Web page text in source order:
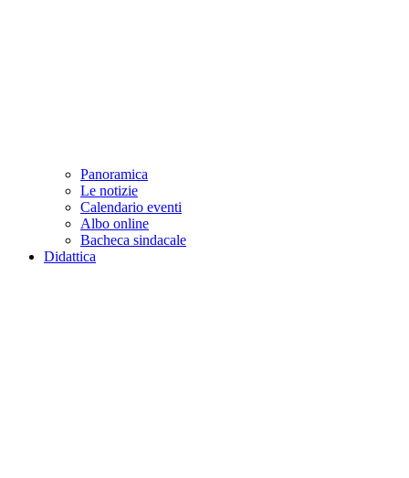
Panoramica
Le notizie
Calendario eventi
Albo online
Bacheca sindacale
Didattica